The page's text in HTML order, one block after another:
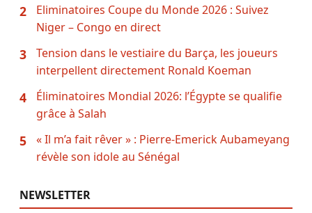
2
Eliminatoires Coupe du Monde 2026 : Suivez
Niger – Congo en direct
3
Tension dans le vestiaire du Barça, les joueurs
interpellent directement Ronald Koeman
4
Éliminatoires Mondial 2026: l’Égypte se qualifie
grâce à Salah
5
« Il m’a fait rêver » : Pierre-Emerick Aubameyang
révèle son idole au Sénégal
NEWSLETTER